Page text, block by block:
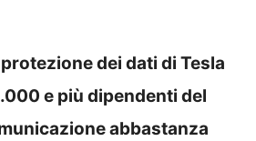
dei dati di Tesla
e più dipendenti del
abbastanza